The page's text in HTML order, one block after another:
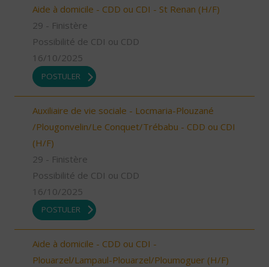
Aide à domicile - CDD ou CDI - St Renan (H/F)
29 - Finistère
Possibilité de CDI ou CDD
16/10/2025
POSTULER
Auxiliaire de vie sociale - Locmaria-Plouzané
/Plougonvelin/Le Conquet/Trébabu - CDD ou CDI
(H/F)
29 - Finistère
Possibilité de CDI ou CDD
16/10/2025
POSTULER
Aide à domicile - CDD ou CDI -
Plouarzel/Lampaul-Plouarzel/Ploumoguer (H/F)